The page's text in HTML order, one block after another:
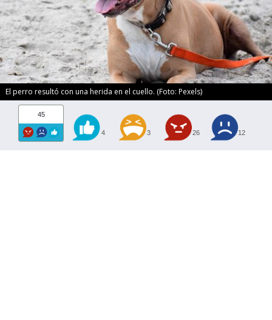
El perro resultó con una herida en el cuello. (Foto: Pexels)
45
4 3 26 12